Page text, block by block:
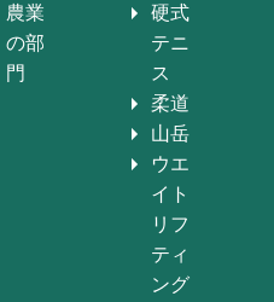
農業
の部
門
硬式
テニ
ス
柔道
山岳
ウエ
イト
リフ
ティ
ング